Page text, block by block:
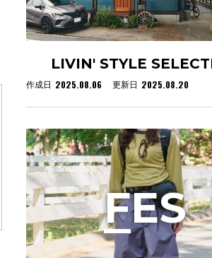
LIVIN' STYLE
作成日 2025.08.06 更新日 2025.08.20
FES